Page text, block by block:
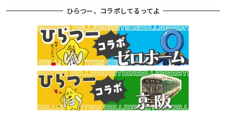
ひらつー、コラボしてるってよ